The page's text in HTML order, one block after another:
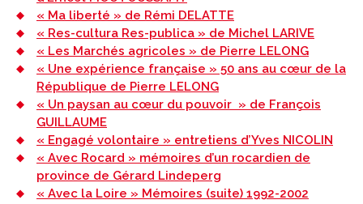
« Ma liberté » de Rémi DELATTE
« Res-cultura Res-publica » de Michel LARIVE
« Les Marchés agricoles » de Pierre LELONG
« Une expérience française » 50 ans au cœur de la
République de Pierre LELONG
« Un paysan au cœur du pouvoir » de François
GUILLAUME
« Engagé volontaire » entretiens d’Yves NICOLIN
« Avec Rocard » mémoires d’un rocardien de
province de Gérard Lindeperg
« Avec la Loire » Mémoires (suite) 1992-2002